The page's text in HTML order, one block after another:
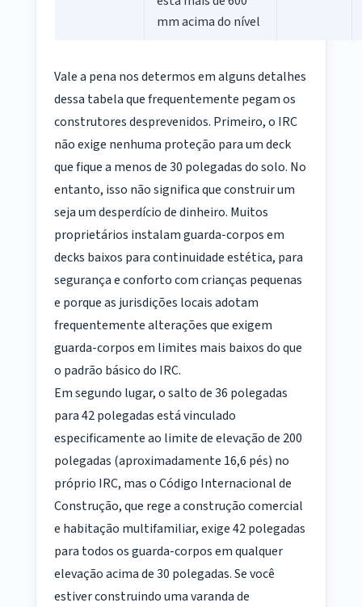
mm acima do nível
Vale a pena nos determos em alguns detalhes
dessa tabela que frequentemente pegam os
construtores desprevenidos. Primeiro, o IRC
não exige nenhuma proteção para um deck
que fique a menos de 30 polegadas do solo. No
entanto, isso não significa que construir um
seja um desperdício de dinheiro. Muitos
proprietários instalam guarda-corpos em
decks baixos para continuidade estética, para
segurança e conforto com crianças pequenas
e porque as jurisdições locais adotam
frequentemente alterações que exigem
guarda-corpos em limites mais baixos do que
o padrão básico do IRC.
Em segundo lugar, o salto de 36 polegadas
para 42 polegadas está vinculado
especificamente ao limite de elevação de 200
polegadas (aproximadamente 16,6 pés) no
próprio IRC, mas o Código Internacional de
Construção, que rege a construção comercial
e habitação multifamiliar, exige 42 polegadas
para todos os guarda-corpos em qualquer
elevação acima de 30 polegadas. Se você
estiver construindo uma varanda de